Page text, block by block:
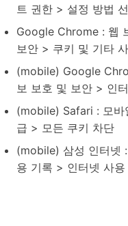
트 권한 > 설정 방법
Google Chrome : 웹
보안 > 쿠키 및 기타
(mobile) Google
보 보호 및 보안 > 인
(mobile) Safari : 모
급 > 모든 쿠키 차단
(mobile) 삼성 인터넷
용 기록 > 인터넷 사용